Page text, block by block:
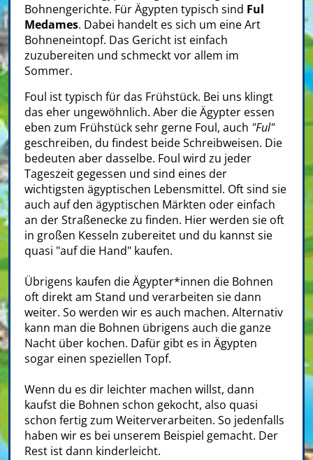
Bohnengerichte. Für Ägypten typisch sind Ful
Medames. Dabei handelt es sich um eine Art
Bohneneintopf. Das Gericht ist einfach
zuzubereiten und schmeckt vor allem im
Sommer.
Foul ist typisch für das Frühstück. Bei uns klingt
das eher ungewöhnlich. Aber die Ägypter essen
eben zum Frühstück sehr gerne Foul, auch "Ful"
geschreiben, du findest beide Schreibweisen. Die
bedeuten aber dasselbe. Foul wird zu jeder
Tageszeit gegessen und sind eines der
wichtigsten ägyptischen Lebensmittel. Oft sind sie
auch auf den ägyptischen Märkten oder einfach
an der Straßenecke zu finden. Hier werden sie oft
in großen Kesseln zubereitet und du kannst sie
quasi "auf die Hand" kaufen.
Übrigens kaufen die Ägypter*innen die Bohnen
oft direkt am Stand und verarbeiten sie dann
weiter. So werden wir es auch machen. Alternativ
kann man die Bohnen übrigens auch die ganze
Nacht über kochen. Dafür gibt es in Ägypten
sogar einen speziellen Topf.
Wenn du es dir leichter machen willst, dann
kaufst die Bohnen schon gekocht, also quasi
schon fertig zum Weiterverarbeiten. So jedenfalls
haben wir es bei unserem Beispiel gemacht. Der
Rest ist dann kinderleicht.